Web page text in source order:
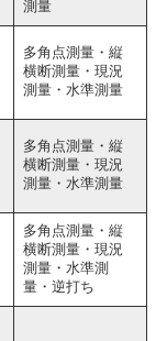
測量
多角点測量・縦
横断測量・現況
測量・水準測量
多角点測量・縦
横断測量・現況
測量・水準測量
多角点測量・縦
横断測量・現況
測量・水準測
量・逆打ち